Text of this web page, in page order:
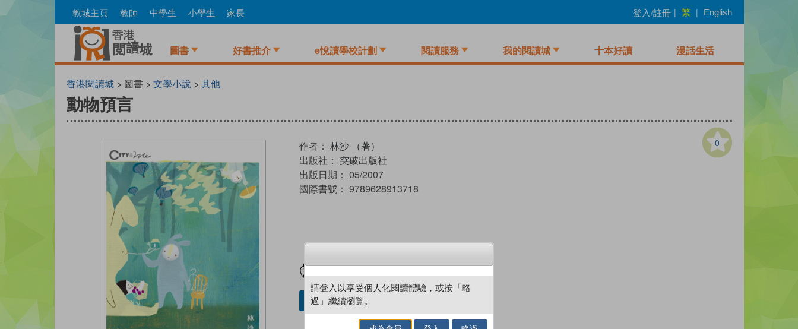
to
教城主頁 教師 中學生 小學生 家長 登入/註冊 | 繁 | English
圖書 好書推介 e悅讀學校計劃 閱讀服務 我的閱讀城 十本好讀 漫話生活
香港閱讀城> 圖書 > 文學小說 > 其他
動物預言
0
作者： 林沙 （著）
出版社： 突破出版社
出版日期： 05/2007
國際書號： 9789628913718
借閱實體書
請登入以享受個人化閱讀體驗，或按「略
過」繼續瀏覽。